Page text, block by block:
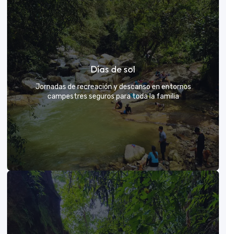
Rutas grupales clásicas
Únete a la manada y descubre nuevos senderos
VER MÁS
Días de sol
Jornadas de recreación y descanso en entornos
campestres seguros para toda la familia
Días de sol